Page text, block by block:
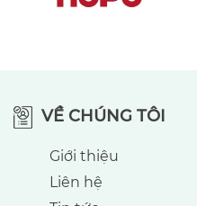
VỀ CHÚNG TÔI
Giới thiệu
Liên hệ